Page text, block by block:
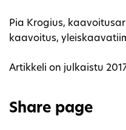
Pia Krogius,
kaavoitus,
Artikkeli on julkaistu
Share page